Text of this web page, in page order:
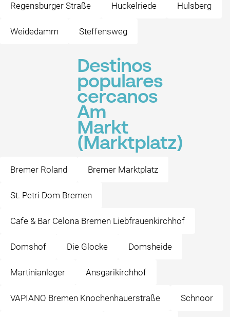
Regensburger Straße Huckelriede Hulsberg
Weidedamm Steffensweg
Destinos
populares
cercanos
Am
Markt
(Marktplatz)
Bremer Roland Bremer Marktplatz
St. Petri Dom Bremen
Cafe & Bar Celona Bremen Liebfrauenkirchhof
Domshof Die Glocke Domsheide
Martinianleger Ansgarikirchhof
VAPIANO Bremen Knochenhauerstraße Schnoor